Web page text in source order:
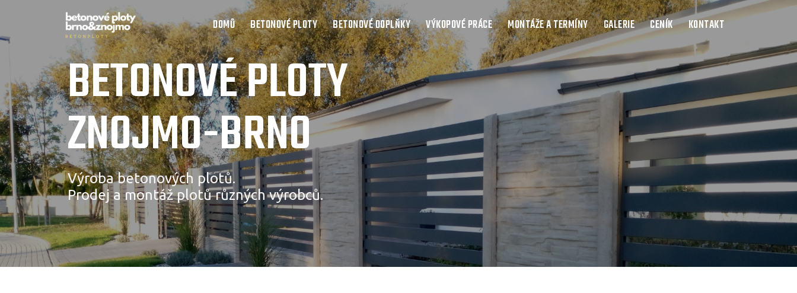
DOMŮ BETONOVÉ PLOTY BETONOVÉ DOPLŇKY VÝKOPOVÉ PRÁCE MONTÁŽE A TERMÍNY GALERIE CENÍK KONTAKT
BETONOVÉ PLOTY
ZNOJMO-BRNO
Výroba betonových plotů.
Prodej a montáž plotů různých výrobců.